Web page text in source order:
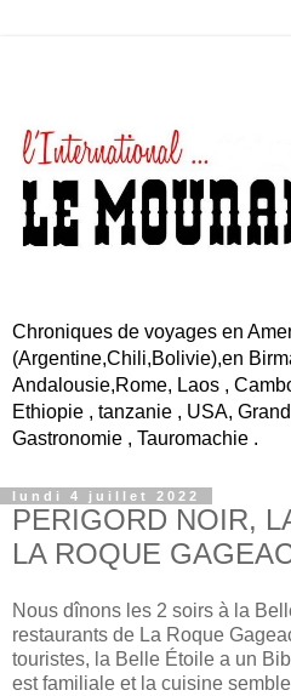
Chroniques de voyages en
(Argentine,Chili,Bolivie),en
Andalousie,Rome, Laos ,
Ethiopie , tanzanie , USA,
Gastronomie , Tauromachie .
lundi 4 juillet 2022
PERIGORD NOIR,
LA ROQUE
Nous dînons les 2 soirs à la
restaurants de La Roque
touristes, la Belle Étoile a un
est familiale et la cuisine